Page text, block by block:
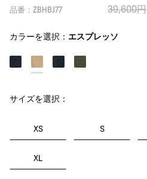
品番：ZBHBJ77 39,600円
カラーを選択： エスプレッソ
サイズを選択：
XS S
XL